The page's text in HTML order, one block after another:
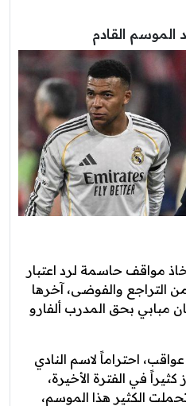
مواقف حاسمة لرد اعتبار
التراجع والفوضى، آخرها
مبابي بحق المدرب ألفارو
احتراماً لاسم النادي
في الفترة الأخيرة،
الكثير هذا الموسم،